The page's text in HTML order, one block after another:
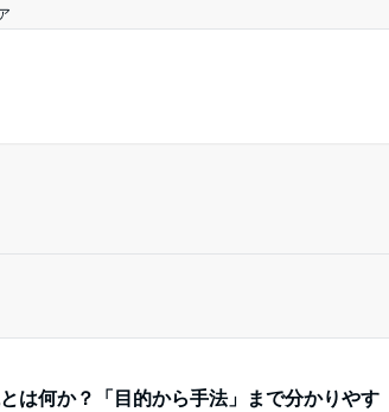
は何か？「目的から手法」まで分かりやす